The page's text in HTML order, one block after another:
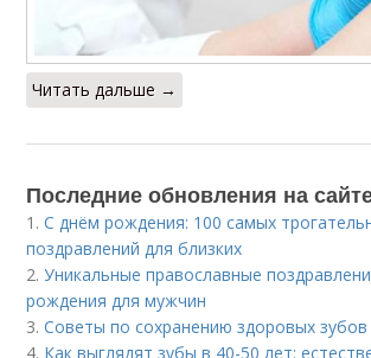
Читать дальше →
Последние обновления на
1.С днём рождения: 100 самых
поздравлений для близких
2.Уникальные православные
рождения для мужчин
3.Советы по сохранению здоровых зубов
4. Как выглядят зубы в 40-50 лет: